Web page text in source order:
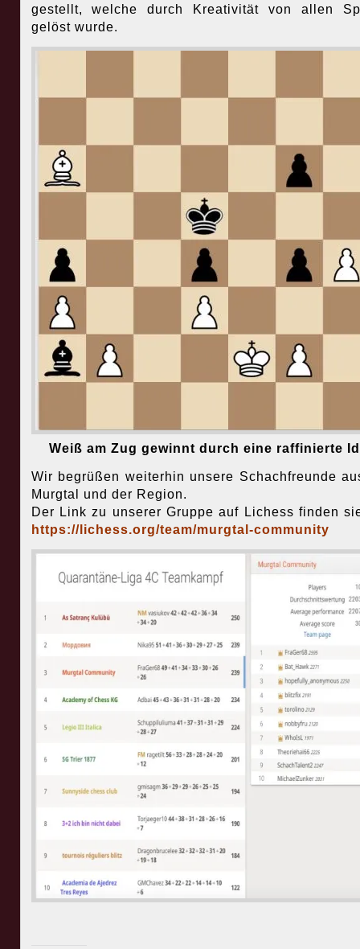
gestellt, welche durch Kreativität von allen
gelöst wurde.
Weiß am Zug gewinnt durch eine raffinierte
Wir begrüßen weiterhin unsere Schachfreunde
Murgtal und der Region.
Der Link zu unserer Gruppe auf Lichess finden
https://lichess.org/team/murgtal-community